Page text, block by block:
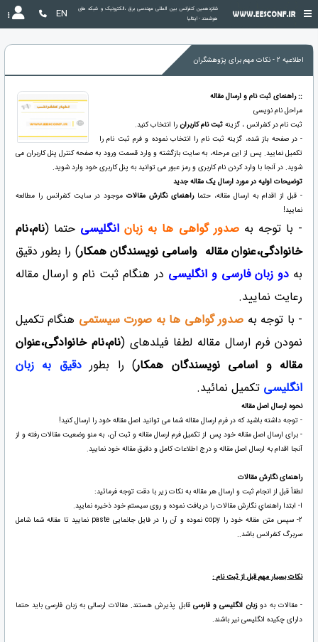
هوشمند - ایتالیا
EN
اطلاعیه 2 - نکات مهم برای پژوهشگران
:: راهنمای ثبت نام و ارسال مقاله
مراحل نام نویسی
ثبت نام در کنفرانس ، گزینه ثبت نام کاربرانرا انتخاب کنید.
- در صفحه باز شده، گزینه ثبت نام را انتخاب نموده و فرم ثبت نام را
تکمیل نمایید. پس از این مرحله، به سایت بازگشته و وارد قسمت ورود به صفحه کنترل پنل کاربران می
شوید. در آنجا با وارد کردن نام کاربری و رمز عبور می توانید به پنل کاربری خود وارد شوید.
توضیحات اولیه در مورد ارسال یک مقاله جدید
- قبل از اقدام به ارسال مقاله، حتماراهنمای نگارش مقالات موجود در سایت کنفرانس را مطالعه
نمایید!
- با توجه بهصدور گواهی ها به زبان انگلیسی حتما (نام،نام
خانوادگی،عنوان مقاله واسامی نویسندگان همکار) را بطور دقیق
به دو زبان فارسی و انگلیسی در هنگام ثبت نام و ارسال مقاله
رعایت نمایید.
- با توجه به صدور گواهی ها به صورت سیستمی هنگام تکمیل
نمودن فرم ارسال مقاله لطفا فیلدهای (نام،نام خانوادگی،عنوان
مقاله و اسامی نویسندگان همکار) را بطوردقیق به زبان
انگلیسی تکمیل نمائید.
نحوه ارسال اصل مقاله
- توجه داشته باشید که در فرم ارسال مقاله شما می توانید اصل مقاله خود را ارسال کنید!
- برای ارسال اصل مقاله خود پس از تکمیل فرم ارسال مقاله و ثبت آن، به منو وضعیت مقالات رفته و از
آنجا اقدام به ارسال اصل مقاله و درج اطلاعات کامل و دقیق مقاله خود نمایید.
راهنمای نگارش مقالات
لطفاً قبل از انجام ثبت و ارسال هر مقاله به نکات زیر با دقت توجه فرمائید:
ا- ابتدا راهنماي نگارش مقالات را دریافت نموده و روی سیستم خود ذخیره نمایید.
2- سپس متن مقاله خود را copy نموده و آن را در فایل جانمایی paste نمایید تا مقاله شما شامل
سربرگ کنفرانس باشد..
نکات بسیار مهم قبل از ثبت نام :
- مقالات به دوزبان انگلیسی و فارسی قابل پذیرش هستند. مقالات ارسالی به زبان فارسی باید حتما
دارای چکیده انگلیسی نیر باشند.